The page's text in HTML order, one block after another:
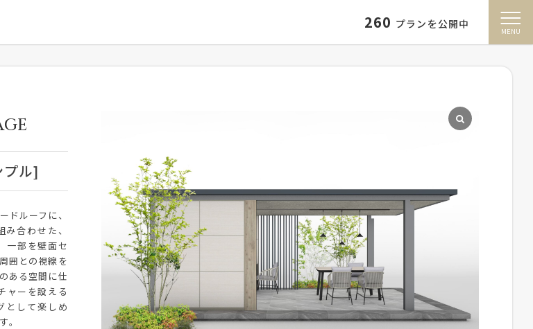
260 プランを公開中
プル]
ドルーフに、
合わせた、
一部を壁面セ
囲との視線を
ある空間に仕
ャーを設える
として楽しめ
。